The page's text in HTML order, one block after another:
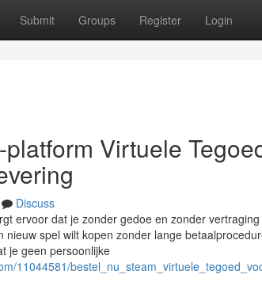
Submit Groups Register Login
Virtuele
Discuss
ervoor dat je zonder gedoe en zonder
spel wilt kopen zonder lange
je geen persoonlijke
11044581/